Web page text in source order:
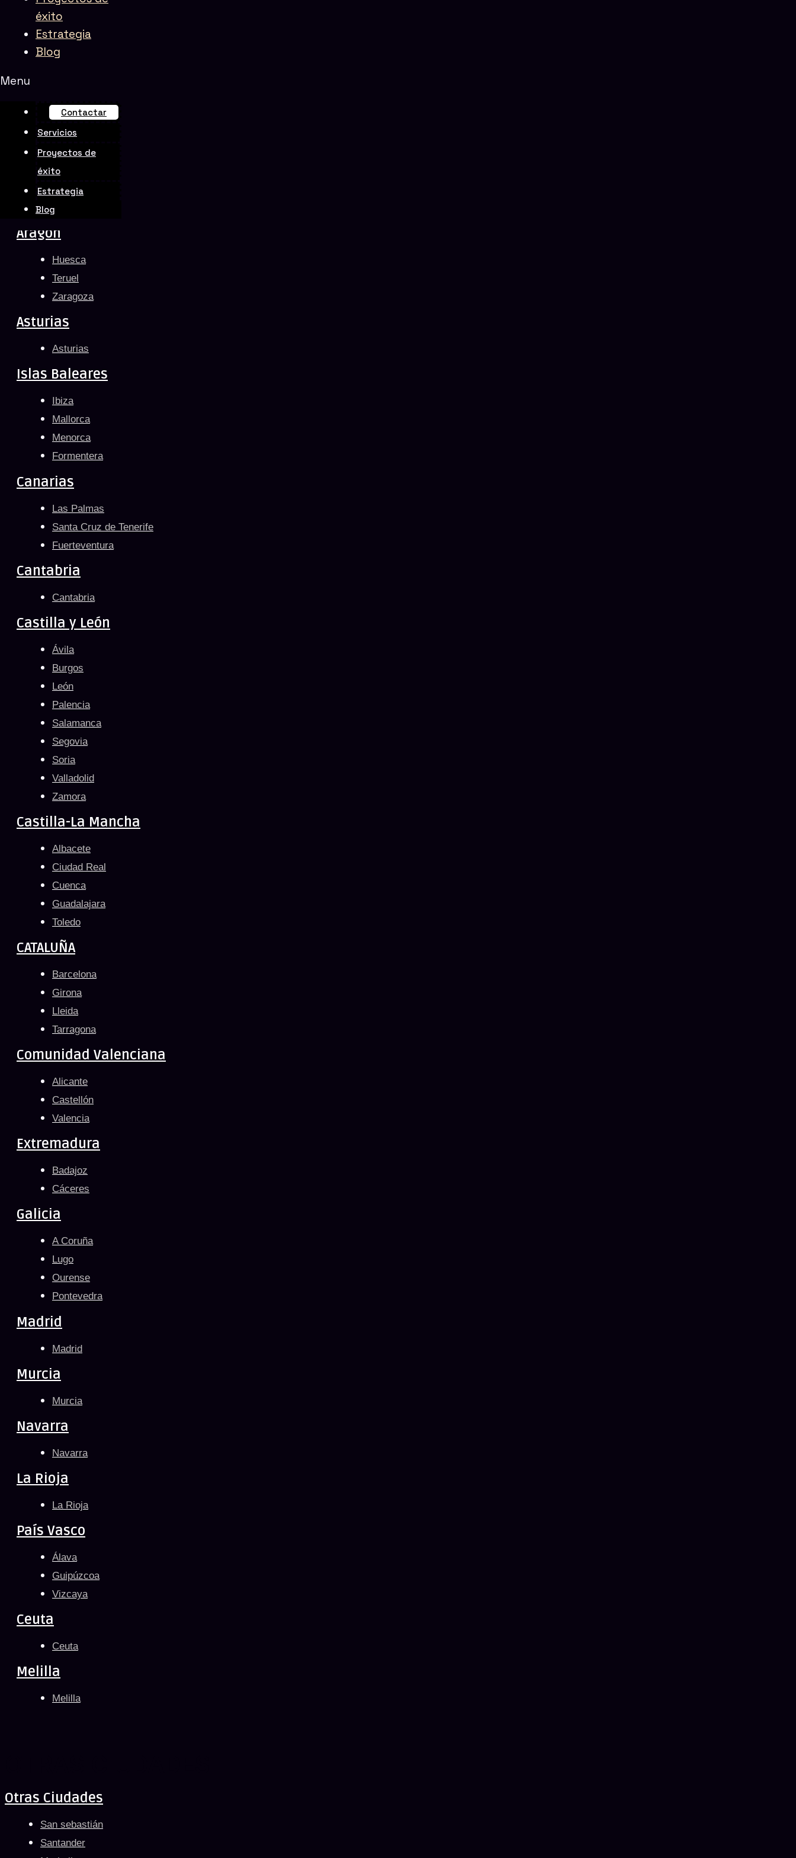
éxito
Estrategia
Blog
Menu
Contactar
Servicios
Proyectos de
éxito
Estrategia
Blog
MARKETING
Andalucía
Córdoba
Granada
Huelva
Jaén
Málaga
Sevilla
Aragón
Huesca
Teruel
Zaragoza
Asturias
Asturias
Islas Baleares
Ibiza
Mallorca
Menorca
Formentera
Canarias
Las Palmas
Santa Cruz de Tenerife
Fuerteventura
Cantabria
Cantabria
Castilla y León
Ávila
Burgos
León
Palencia
Salamanca
Segovia
Soria
Valladolid
Zamora
Castilla-La Mancha
Albacete
Ciudad Real
Cuenca
Guadalajara
Toledo
CATALUÑA
Barcelona
Girona
Lleida
Tarragona
Comunidad Valenciana
Alicante
Castellón
Valencia
Extremadura
Badajoz
Cáceres
Galicia
A Coruña
Lugo
Ourense
Pontevedra
Madrid
Madrid
Murcia
Murcia
Navarra
Navarra
La Rioja
La Rioja
País Vasco
Álava
Guipúzcoa
Vizcaya
Ceuta
Ceuta
Melilla
Melilla
Otras Ciudades
San sebastián
Santander